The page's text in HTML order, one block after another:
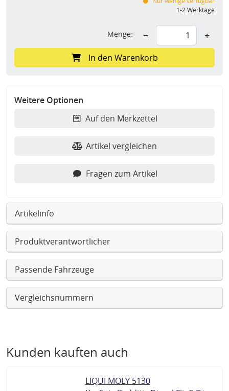
1-2 Werktage
Menge: − +
In den Warenkorb
Weitere Optionen
Auf den Merkzettel
Artikel vergleichen
Fragen zum Artikel
Artikelinfo
Produktverantwortlicher
Passende Fahrzeuge
Vergleichsnummern
Kunden kauften auch
LIQUI MOLY 5130